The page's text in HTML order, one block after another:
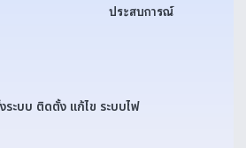
ประสบการณ์
ระบบ ติดตั้ง แก้ไข ระบบไฟ